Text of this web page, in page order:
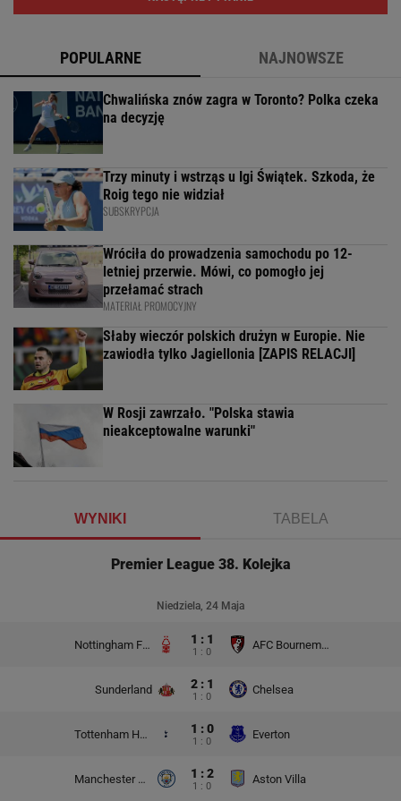
POPULARNE NAJNOWSZE
Chwalińska znów zagra w Toronto? Polka czeka
na decyzję
Trzy minuty i wstrząs u Igi Świątek. Szkoda, że
Roig tego nie widział
SUBSKRYPCJA
Wróciła do prowadzenia samochodu po 12-
letniej przerwie. Mówi, co pomogło jej
przełamać strach
MATERIAŁ PROMOCYJNY
Słaby wieczór polskich drużyn w Europie. Nie
zawiodła tylko Jagiellonia [ZAPIS RELACJI]
W Rosji zawrzało. "Polska stawia
nieakceptowalne warunki"
WYNIKI TABELA
Premier League 38. Kolejka
Niedziela, 24 Maja
Nottingham Forest 1 : 1
1 : 0
AFC Bournemouth
Sunderland 2 : 1
1 : 0
Chelsea
Tottenham Hotspur 1 : 0
1 : 0
Everton
Manchester City 1 : 2
1 : 0
Aston Villa